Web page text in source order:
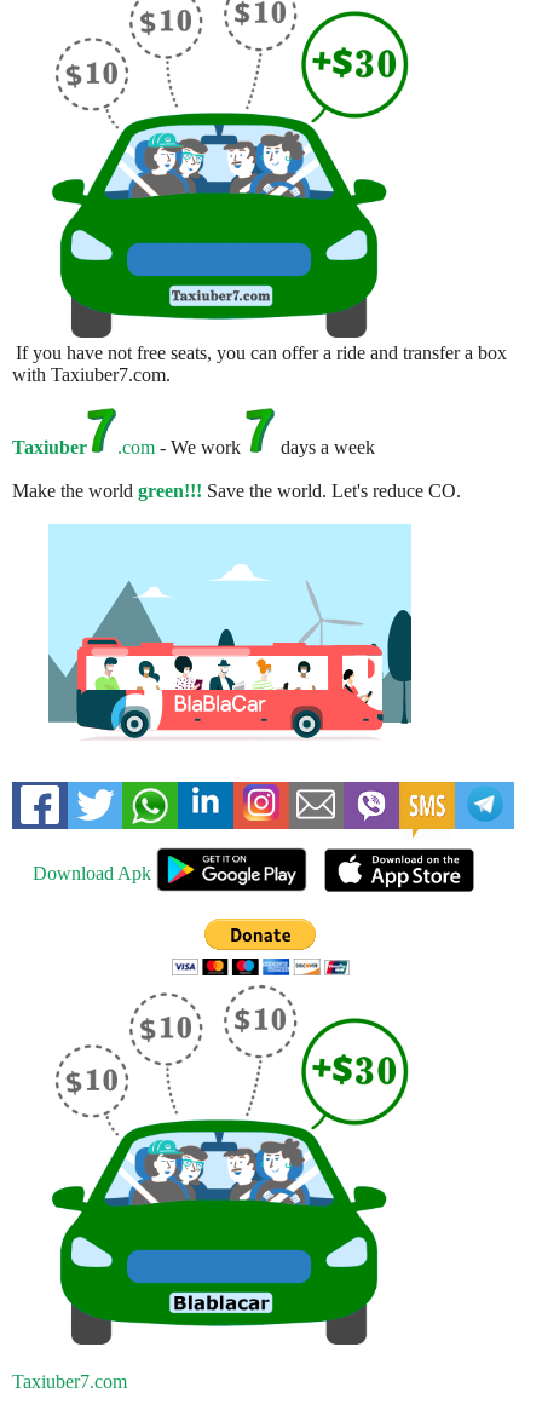
If you have not free seats, you can offer a ride and transfer a box
with Taxiuber7.com.
Taxiuber .com - We work days a week
Make the world green!!! Save the world. Let's reduce CO.
Download Apk
Taxiuber7.com